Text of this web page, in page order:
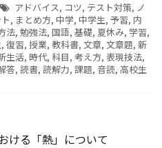
アドバイス, コツ, テスト対策, ノ
, まとめ方, 中学, 中学生, 予習, 内
法, 勉強法, 国語, 基礎, 夏休み, 学習,
, 復習, 授業, 教科書, 文章, 文章題, 新
生活, 時代, 科目, 考え方, 表現技法,
答, 読書, 読解力, 課題, 音読, 高校生
ける「熱」について